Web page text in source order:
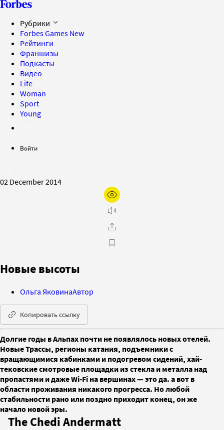
Рубрики
Forbes Games New
Рейтинги
Франшизы
Подкасты
Видео
Life
Woman
Sport
Young
Войти
02 December 2014
Новые высоты
Ольга ЯковинаАвтор
Копировать ссылку
Долгие годы в Альпах почти не появлялось новых отелей.
Новые Трассы, регионы катания, подъемники с
вращающимися кабинками и подогревом сидений, хай-
тековские смотровые площадки из стекла и металла над
пропастями и даже Wi-Fi на вершинах — это да. а вот в
области проживания никакого прогресса. Но любой
стабильности рано или поздно приходит конец, он же
начало новой эры.
The Chedi Andermatt